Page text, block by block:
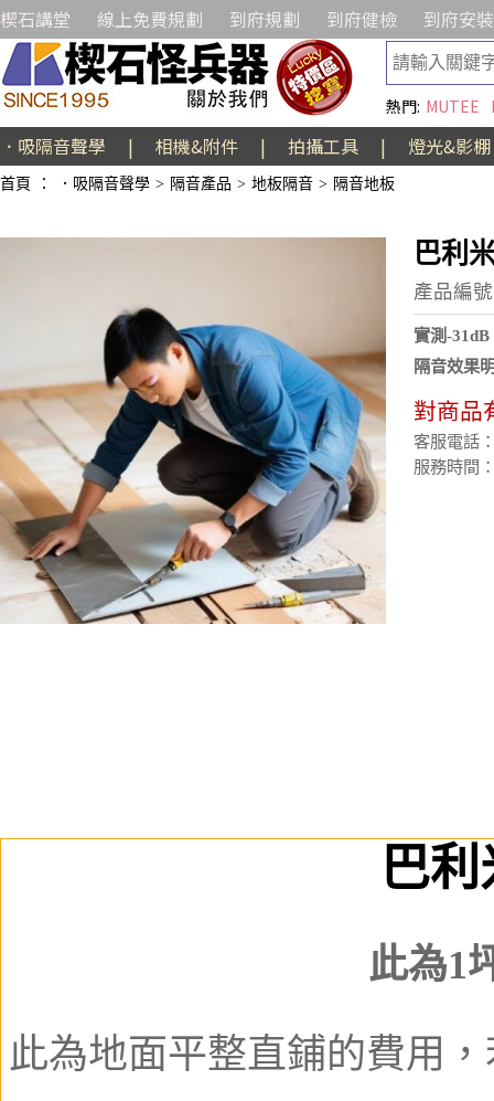
楔石講堂 線上免費規劃 到府規劃 到府健檢 到府安裝
熱門: MUTEE
．吸隔音聲學 | 相機&附件 | 拍攝工具 | 燈光&影棚
首頁 ： ．吸隔音聲學 > 隔音產品 > 地板隔音 > 隔音地板
巴利
產品編
實測-
隔音效果
對商品
客服電話
服務時間
巴
此為1
此為地面平整直鋪的費用